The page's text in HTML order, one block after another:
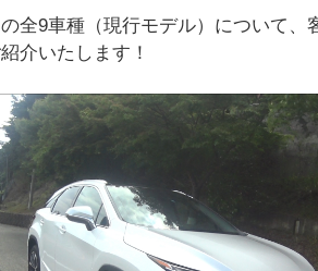
全9車種（現行モデル）について
介いたします！